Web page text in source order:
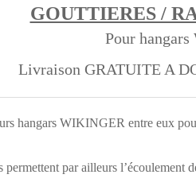
GOUTTIERES /
Pour
Livraison GRATUITE A
hangars WIKINGER entre eux
par ailleurs l’écoulement